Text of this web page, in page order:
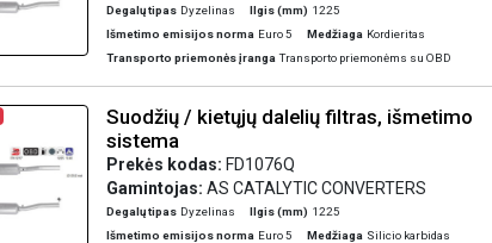
Degalų tipas Dyzelinas Ilgis (mm) 1225
Išmetimo emisijos norma Euro 5 Medžiaga Kordieritas
Transporto priemonės įranga Transporto priemonėms su OBD
Suodžių / kietųjų dalelių filtras, išmetimo
sistema
Prekės kodas: FD1076Q
Gamintojas: AS CATALYTIC CONVERTERS
Degalų tipas Dyzelinas Ilgis (mm) 1225
Išmetimo emisijos norma Euro 5 Medžiaga Silicio karbidas